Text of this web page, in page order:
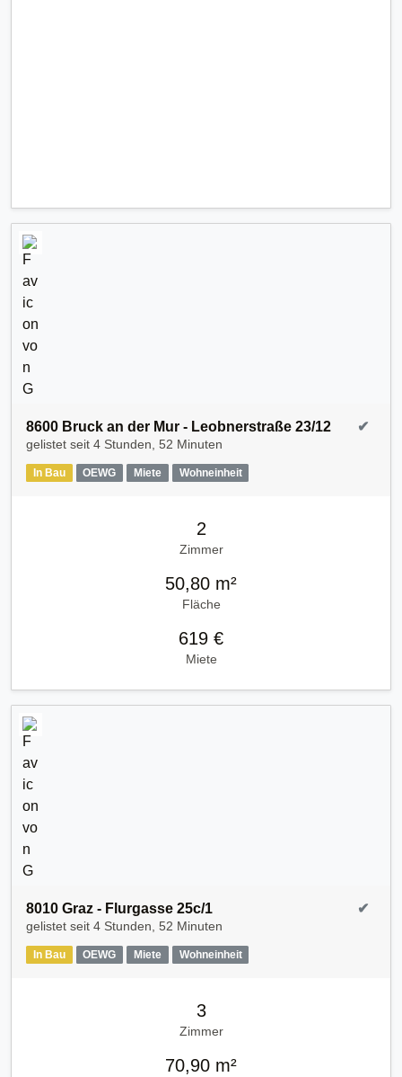
8600 Bruck an der Mur - Leobnerstraße 23/12
gelistet seit 4 Stunden, 52 Minuten
In Bau OEWG Miete Wohneinheit
✔
2
Zimmer
50,80 m²
Fläche
619 €
Miete
8010 Graz - Flurgasse 25c/1
gelistet seit 4 Stunden, 52 Minuten
In Bau OEWG Miete Wohneinheit
✔
3
Zimmer
70,90 m²